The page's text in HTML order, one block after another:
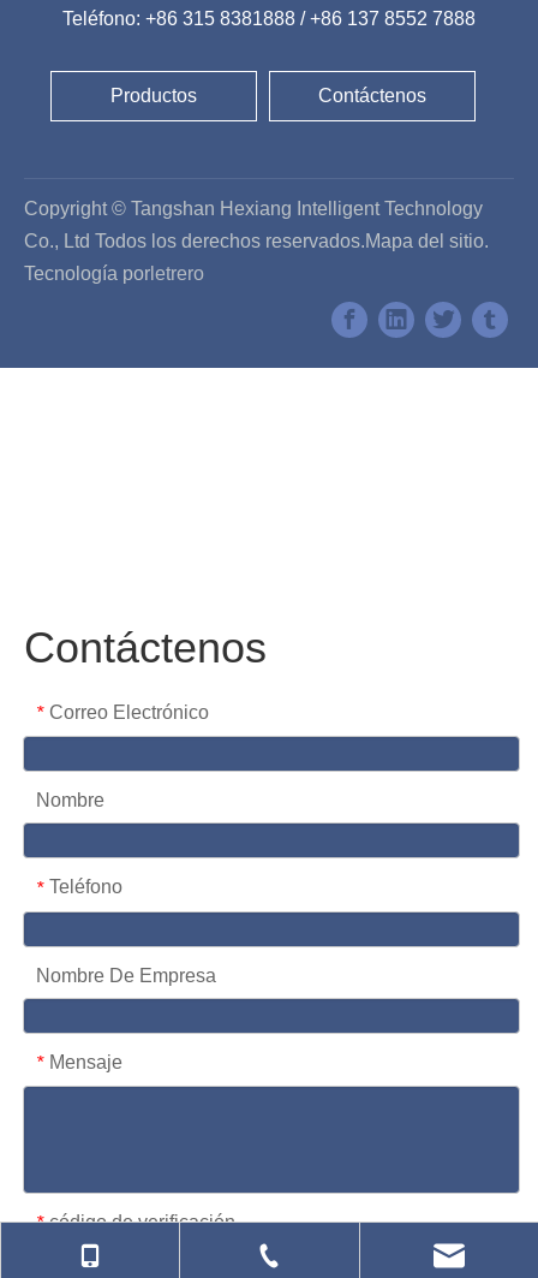
Teléfono: +86 315 8381888 / +86 137 8552 7888
Productos Contáctenos
Copyright © Tangshan Hexiang Intelligent Technology
Co., Ltd Todos los derechos reservados.Mapa del sitio.
Tecnología por letrero
Contáctenos
* Correo Electrónico
Nombre
* Teléfono
Nombre De Empresa
* Mensaje
* código de verificación